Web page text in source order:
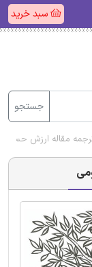
سبد خرید
جستجو
مقاله ارزش